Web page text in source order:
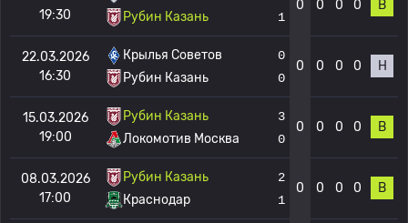
19:30
Рубин Казань
1
0 0 0 0 В
22.03.2026
16:30
Крылья Советов
Рубин Казань
0
0
0 0 0 0 Н
15.03.2026
19:00
Рубин Казань
Локомотив Москва
3
0
0 0 0 0 В
08.03.2026
17:00
Рубин Казань
Краснодар
2
1
0 0 0 0 В